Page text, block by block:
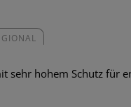
sehr hohem Schutz für